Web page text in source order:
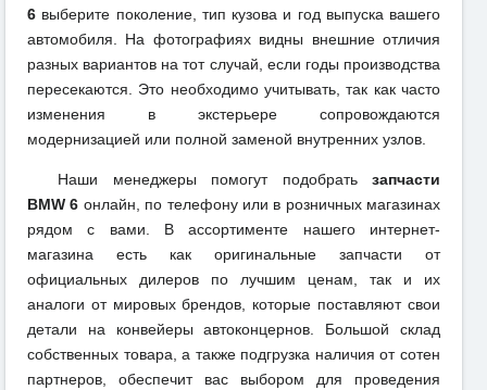
6 выберите поколение, тип кузова и год выпуска вашего
автомобиля. На фотографиях видны внешние отличия
разных вариантов на тот случай, если годы производства
пересекаются. Это необходимо учитывать, так как часто
изменения в экстерьере сопровождаются
модернизацией или полной заменой внутренних узлов.
Наши менеджеры помогут подобрать запчасти
BMW 6 онлайн, по телефону или в розничных магазинах
рядом с вами. В ассортименте нашего интернет-
магазина есть как оригинальные запчасти от
официальных дилеров по лучшим ценам, так и их
аналоги от мировых брендов, которые поставляют свои
детали на конвейеры автоконцернов. Большой склад
собственных товара, а также подгрузка наличия от сотен
партнеров, обеспечит вас выбором для проведения